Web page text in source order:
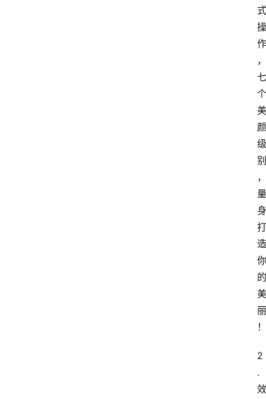
式
操
作
，
七
个
美
颜
级
别
，
量
身
打
造
你
的
美
丽
！
2
.
效